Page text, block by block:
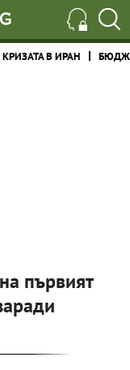
КРИЗАТА В ИРАН
първият